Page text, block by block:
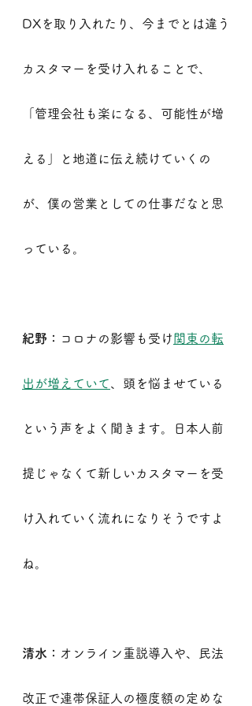
DXを取り入れたり、今までとは違う
カスタマーを受け入れることで、
「管理会社も楽になる、可能性が増
える」と地道に伝え続けていくの
が、僕の営業としての仕事だなと思
っている。
紀野： コロナの影響も受け 関東の転
出が増えていて 、頭を悩ませている
という声をよく聞きます。日本人前
提じゃなくて新しいカスタマーを受
け入れていく流れになりそうですよ
ね。
清水： オンライン重説導入や、民法
改正で連帯保証人の極度額の定めな